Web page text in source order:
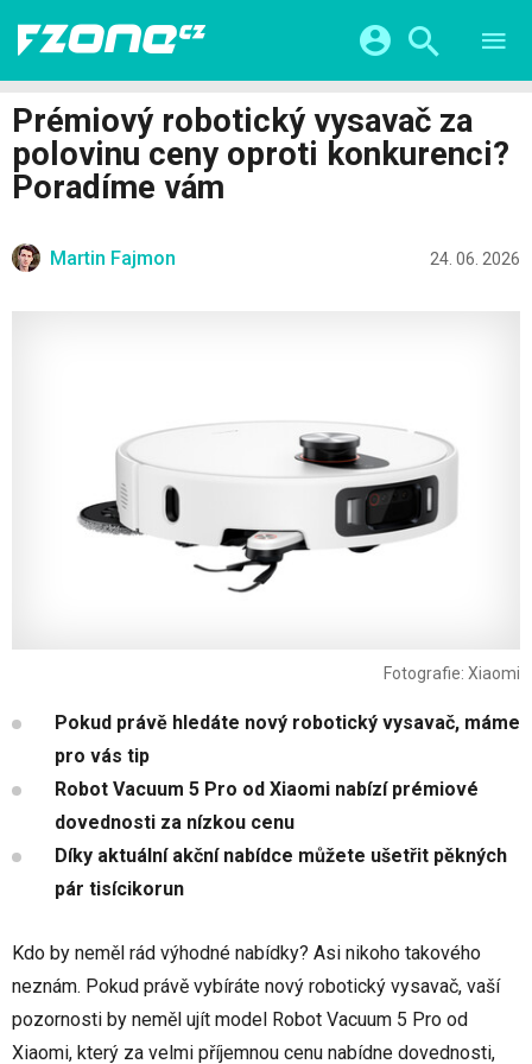
VIDEA
SERIÁLY
CHYTRÁ MĚSTA
ŽIVOT BUDOUCNOSTI
HRY A ZÁBAVA
Facebook Google
Prémiový robotický vysavač za
polovinu ceny oproti konkurenci?
Poradíme vám
Martin Fajmon 24. 06. 2026
Fotografie: Xiaomi
Pokud právě hledáte nový robotický vysavač, máme
pro vás tip
Robot Vacuum 5 Pro od Xiaomi nabízí prémiové
dovednosti za nízkou cenu
Díky aktuální akční nabídce můžete ušetřit pěkných
pár tisícikorun
Kdo by neměl rád výhodné nabídky? Asi nikoho takového
neznám. Pokud právě vybíráte nový robotický vysavač, vaší
pozornosti by neměl ujít model Robot Vacuum 5 Pro od
Xiaomi, který za velmi příjemnou cenu nabídne dovednosti,